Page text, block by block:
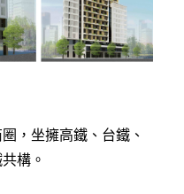
，坐擁高鐵、台鐵、
構。